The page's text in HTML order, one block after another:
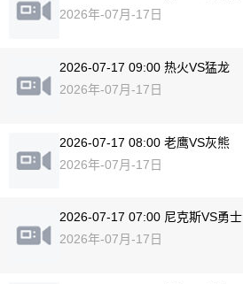
2026年-07月-17日
2026-07-17 09:00 热火VS猛龙
2026年-07月-17日
2026-07-17 08:00 老鹰VS灰熊
2026年-07月-17日
2026-07-17 07:00 尼克斯VS勇士
2026年-07月-17日